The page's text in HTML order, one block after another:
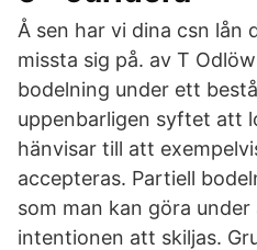
Å sen har vi dina csn lån
missta sig på. av T
bodelning under ett
uppenbarligen syftet att
hänvisar till att
accepteras. Partiell
som man kan göra
intentionen att skiljas.